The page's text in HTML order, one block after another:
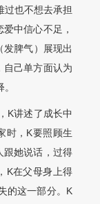
过也不想去承担
中信心不足，
发脾气）展现出
自己单方面认为
K讲述了成长中
时，K要照顾生
跟她说话，过得
K在父母身上得
的这一部分。K